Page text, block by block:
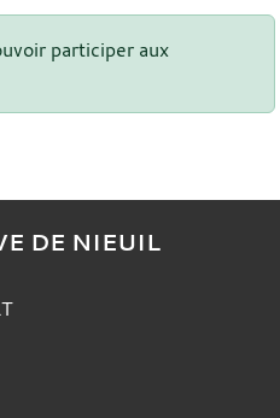
participer aux
DE NIEUIL